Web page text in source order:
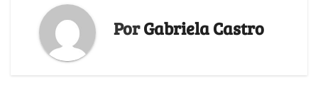
PorGabriela Castro